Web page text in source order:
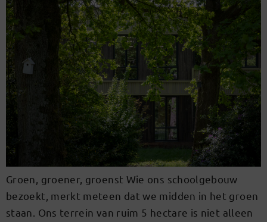
Groen, groener, groenst Wie ons schoolgebouw
bezoekt, merkt meteen dat we midden in het groen
staan. Ons terrein van ruim 5 hectare is niet alleen